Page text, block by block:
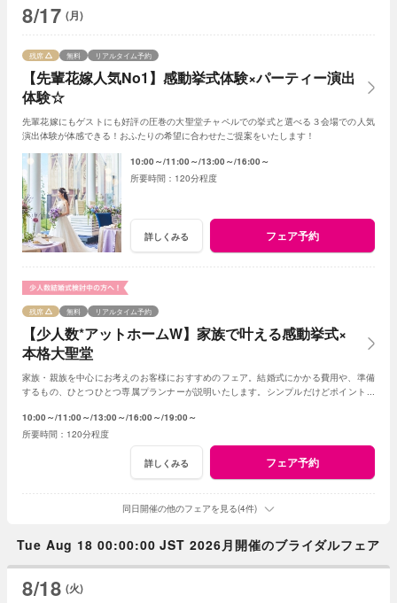
8/17 (月)
【先輩花嫁人気No1】感動挙式体験×パーティー演出
体験☆
残席 無料 リアルタイム予約
先輩花嫁にもゲストにも好評の圧巻の大聖堂チャペルでの挙式と選べる３会場での人気
演出体験が体感できる！おふたりの希望に合わせたご提案をいたします！
10:00～ 11:00～ 13:00～ 16:00～
120分程度
詳しくみる フェア予約
【少人数*アットホームW】家族で叶える感動挙式×
本格大聖堂
残席 無料 リアルタイム予約
家族・親族を中心にお考えのお客様におすすめのフェア。結婚式にかかる費用や、準備
するもの、ひとつひとつ専属プランナーが説明いたします。シンプルだけどポイントを
10:00～ 11:00～ 13:00～ 16:00～ 19:00～
120分程度
詳しくみる フェア予約
同日開催の他のフェアを見る(4件)
Tue Aug 18 00:00:00 JST 2026月開催のブライダルフェア
8/18 (火)